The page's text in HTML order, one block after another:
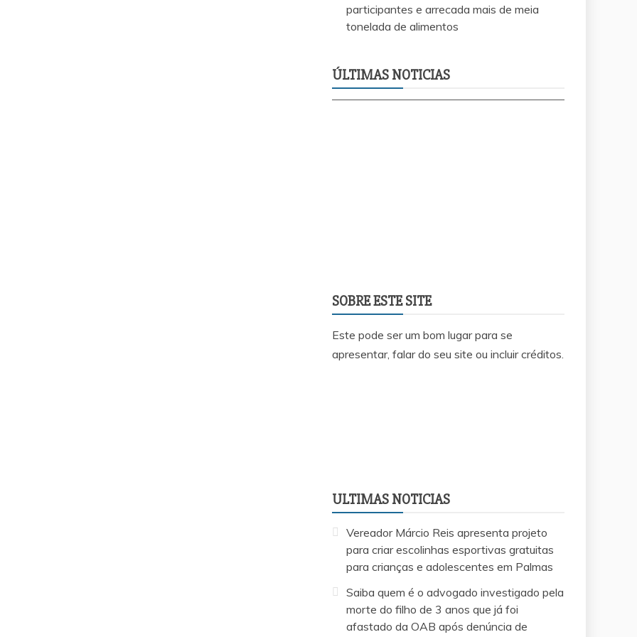
participantes e arrecada mais de meia
tonelada de alimentos
ÚLTIMAS NOTICIAS
requerimento do Vereador Waldsom da
Agesp
SOBRE ESTE SITE
Este pode ser um bom lugar para se
apresentar, falar do seu site ou incluir créditos.
ULTIMAS NOTICIAS
Vereador Márcio Reis apresenta projeto
para criar escolinhas esportivas gratuitas
para crianças e adolescentes em Palmas
Saiba quem é o advogado investigado pela
morte do filho de 3 anos que já foi
afastado da OAB após denúncia de